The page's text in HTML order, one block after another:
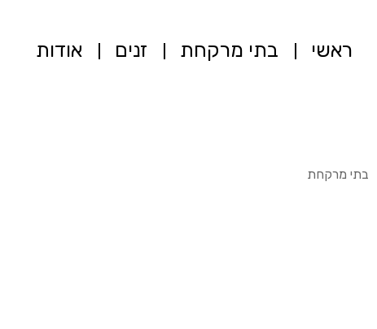
ראשי בתי מרקחת זנים אודות
בתי מרקחת